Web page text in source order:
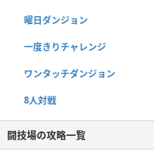
曜日ダンジョン
一度きりチャレンジ
ワンタッチダンジョン
8人対戦
闘技場の攻略一覧